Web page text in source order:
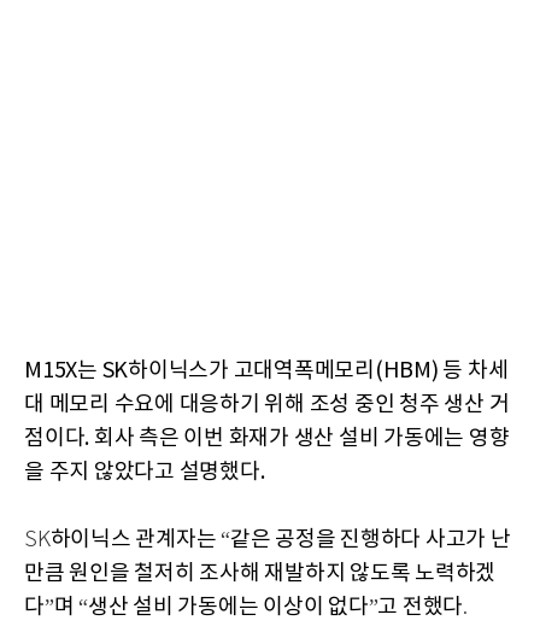
M15X는 SK하이닉스가 고대역폭메모리(HBM) 등 차세
대 메모리 수요에 대응하기 위해 조성 중인 청주 생산 거
점이다. 회사 측은 이번 화재가 생산 설비 가동에는 영향
을 주지 않았다고 설명했다.
SK하이닉스 관계자는 “같은 공정을 진행하다 사고가 난
만큼 원인을 철저히 조사해 재발하지 않도록 노력하겠
다”며 “생산 설비 가동에는 이상이 없다”고 전했다.